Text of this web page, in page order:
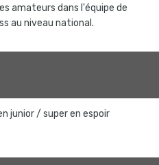
amateurs dans l'équipe de
au niveau national.
junior / super en espoir